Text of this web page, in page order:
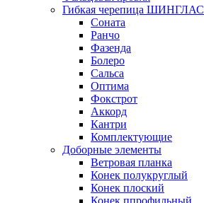
Гибкая черепица ШИНГЛАС
Соната
Ранчо
Фазенда
Болеро
Сальса
Оптима
Фокстрот
Аккорд
Кантри
Комплектующие
Доборные элементы
Ветровая планка
Конек полукруглый
Конек плоский
Конек ппрофильный